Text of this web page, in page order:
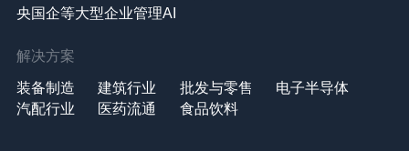
央国企等大型企业管理AI
解决方案
装备制造 建筑行业 批发与零售
电子半导体
汽配行业
医药流通 食品饮料